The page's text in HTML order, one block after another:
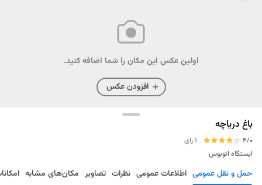
اولین عکس این مکان را شما اضافه کنید.
افزودن عکس
باغ دریاچه
4/0
1 رای
ایستگاه اتوبوس
مسیریابی ذخیره ارسال حمل و نقل عمومی اطلاعات عمومی نظرات تصاویر مکان‌های مشابه